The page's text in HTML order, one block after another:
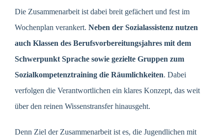
Die Zusammenarbeit ist dabei breit gefächert und fest im
Wochenplan verankert. Neben der Sozialassistenz nutzen
auch Klassen des Berufsvorbereitungsjahres mit dem
Schwerpunkt Sprache sowie gezielte Gruppen zum
Sozialkompetenztraining die Räumlichkeiten. Dabei
verfolgen die Verantwortlichen ein klares Konzept, das weit
über den reinen Wissenstransfer hinausgeht.
Denn Ziel der Zusammenarbeit ist es, die Jugendlichen mit